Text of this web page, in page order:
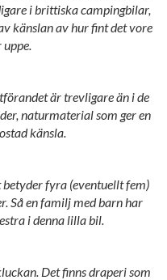
i brittiska campingbilar,
känslan av hur fint det vore
är trevligare än i de
naturmaterial som ger en
känsla.
fyra (eventuellt fem)
Så en familj med barn har
i denna lilla bil.
Det finns draperi som